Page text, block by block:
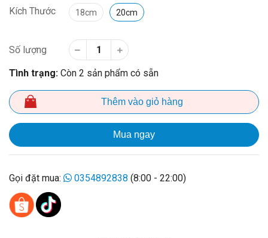
Kích Thước 18cm 20cm
Số lượng
Tình trạng: Còn 2 sản phẩm có sẵn
Thêm vào giỏ hàng
Mua ngay
Gọi đặt mua: 0354892838 (8:00 - 22:00)